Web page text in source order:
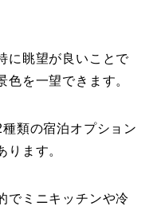
に眺望が良いことで
を一望できます。
類の宿泊オプション
ります。
でミニキッチンや冷